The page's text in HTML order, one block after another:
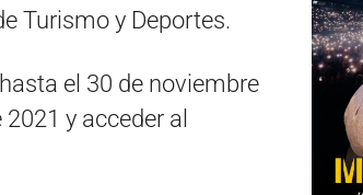
Turismo y Deportes.
el 30 de noviembre
y acceder al